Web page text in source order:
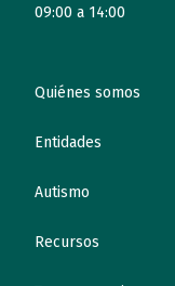
09:00 a 14:00
Quiénes somos
Entidades
Autismo
Recursos